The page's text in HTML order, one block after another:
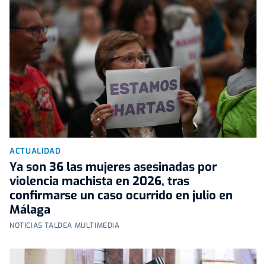
ACTUALIDAD
Ya son 36 las mujeres asesinadas por
violencia machista en 2026, tras
confirmarse un caso ocurrido en julio en
Málaga
NOTICIAS TALDEA MULTIMEDIA